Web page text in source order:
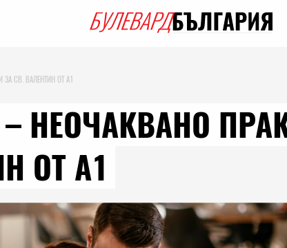
ЗА СВ. ВАЛЕНТИН ОТ A1
– НЕОЧАКВАНО
ОТ A1